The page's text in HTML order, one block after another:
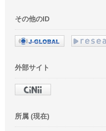
その他のID
外部サイト
所属 (現在)